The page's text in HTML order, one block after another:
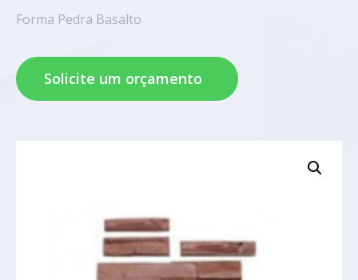
Forma Pedra Basalto
Solicite um orçamento